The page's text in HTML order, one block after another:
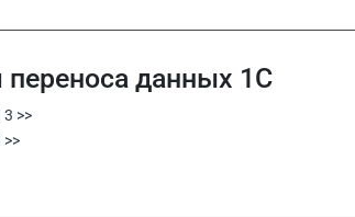
данных 1С
>>